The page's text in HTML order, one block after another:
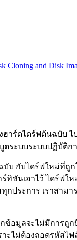
Cloning and Disk
าร์ดไดร์ฟต้นฉบับ ไ
ตระบบระบบปฏิบัติก
ฉบับ กับไดร์ฟใหม่ที่
ทิชันเอาไว้ ไดร์ฟใ
ประการ เราสาม
ข้อมูลจะไม่มีการถูก
าะไม่ต้องถอดรหัสไฟ